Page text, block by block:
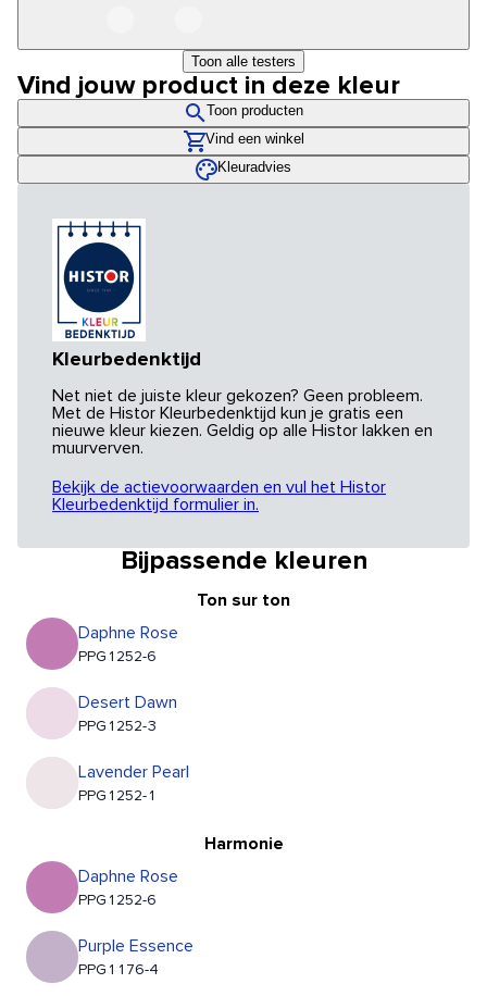
Toon alle testers
Vind jouw product in deze kleur
Toon producten
Vind een winkel
Kleuradvies
Kleurbedenktijd
Net niet de juiste kleur gekozen? Geen probleem.
Met de Histor Kleurbedenktijd kun je gratis een
nieuwe kleur kiezen. Geldig op alle Histor lakken en
muurverven.
Bekijk de actievoorwaarden en vul het Histor
Kleurbedenktijd formulier in.
Bijpassende kleuren
Ton sur ton
Daphne Rose
PPG1252-6
Desert Dawn
PPG1252-3
Lavender Pearl
PPG1252-1
Harmonie
Daphne Rose
PPG1252-6
Purple Essence
PPG1176-4